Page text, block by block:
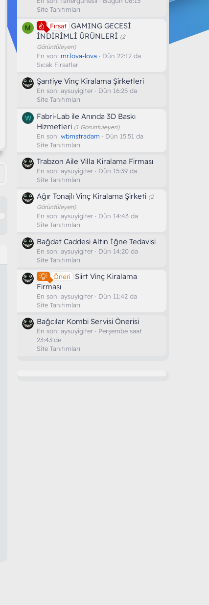
Site Tanıtımları
M Fırsat GAMING GECESİ
İNDİRİMLİ ÜRÜNLERİ (2
Görüntüleyen)
En son: mr.lova-lova
Dün 22:12 da
Sıcak Fırsatlar
Şantiye Vinç Kiralama Şirketleri
En son: aysuyigiter
Dün 16:25 da
Site Tanıtımları
W
Fabri-Lab ile Anında 3D Baskı
Hizmetleri (1 Görüntüleyen)
En son: wbmstradam
Dün 15:51 da
Site Tanıtımları
Trabzon Aile Villa Kiralama Firması
En son: aysuyigiter
Dün 15:39 da
Site Tanıtımları
Ağır Tonajlı Vinç Kiralama Şirketi (2
Görüntüleyen)
En son: aysuyigiter
Dün 14:43 da
Site Tanıtımları
Bağdat Caddesi Altın İğne Tedavisi
En son: aysuyigiter
Dün 14:20 da
Site Tanıtımları
Öneri
Siirt Vinç Kiralama
Firması
En son: aysuyigiter
Dün 11:42 da
Site Tanıtımları
Bağcılar Kombi Servisi Önerisi
En son: aysuyigiter
Perşembe saat
23:43'de
Site Tanıtımları